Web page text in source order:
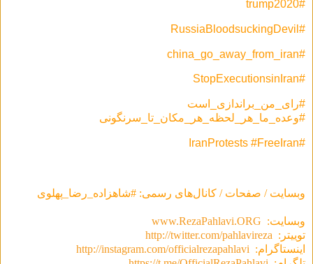
#trump2020
#RussiaBloodsuckingDevil
#china_go_away_from_iran
#StopExecutionsinIran
#رای_من_براندازی_است
#وعده_ما_هر_لحظه_هر_مکان_تا_سرنگونی
#IranProtests #FreeIran
وبسایت / صفحات / کانال‌های رسمی: #شاهزاده_رضا_پهلوی
وبسایت: www.RezaPahlavi.ORG
توییتر: http://twitter.com/pahlavireza
اینستاگرام: http://instagram.com/officialrezapahlavi